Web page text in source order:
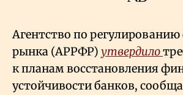
Агентство по
рынка (АРРФР) утвердило
к планам восстановления
устойчивости банков,